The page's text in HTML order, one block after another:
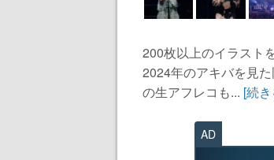
200枚以上のイラスト
2024年のアキバを見
の生アフレコも... [続
AD